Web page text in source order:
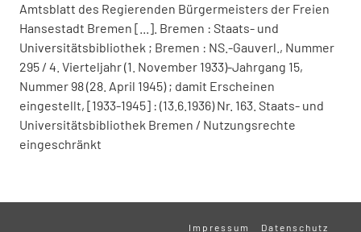
Amtsblatt des Regierenden Bürgermeisters der Freien
Hansestadt Bremen [...]. Bremen : Staats- und
Universitätsbibliothek ; Bremen : NS.-Gauverl., Nummer
295 / 4. Vierteljahr (1. November 1933)-Jahrgang 15,
Nummer 98 (28. April 1945) ; damit Erscheinen
eingestellt, [1933-1945] : (13.6.1936) Nr. 163. Staats- und
Universitätsbibliothek Bremen / Nutzungsrechte
eingeschränkt
Impressum Datenschutz